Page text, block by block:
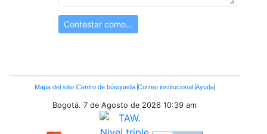
Contestar como...
Enlaces
Inferiores
Mapa del sitio Centro de búsqueda Correo institucional Ayuda
Bogotá. 7 de Agosto de 2026 10:39 am